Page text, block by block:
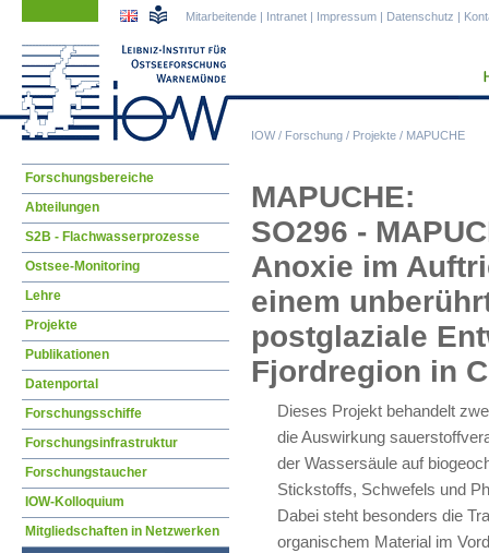
IOW/ Forschung / Projekte / MAPUCHE
Mitarbeitende | Intranet | Impressum | Datenschutz |
MAPUCHE:
SO296 -
Anoxie im
einem
postglaziale
Fjordregion in
Dieses Projekt behandelt
die Auswirkung
der Wassersäule auf
Stickstoffs, Schwefels und
Dabei steht besonders die
organischem Material im
Navigation
überspringen
Forschungsbereiche
Abteilungen
S2B - Flachwasserprozesse
Ostsee-Monitoring
Lehre
Projekte
Publikationen
Datenportal
Forschungsschiffe
Forschungsinfrastruktur
Forschungstaucher
IOW-Kolloquium
Mitgliedschaften in Netzwerken